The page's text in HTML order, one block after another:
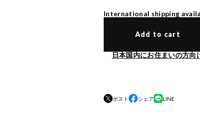
International shipping
Add to cart
日本国内にお住まいの方向
ポスト シェア LINE